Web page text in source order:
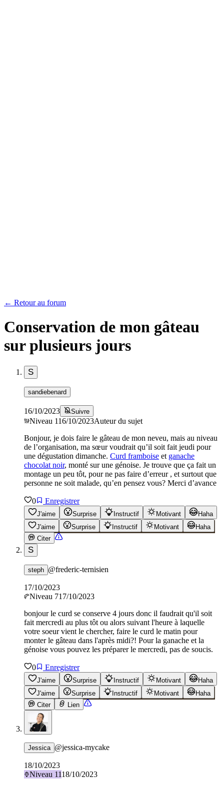
← Retour au forum
Conservation de mon gâteau
sur plusieurs jours
S
sandiebenard
16/10/2023 Suivre
Niveau 116/10/2023Auteur du sujet
Bonjour, je dois faire le gâteau de mon neveu, mais au niveau
de l’organisation, ma sœur voudrait qu’il soit fait jeudi pour
une dégustation dimanche. Curd framboise et ganache
chocolat noir, monté sur une génoise. Je trouve que ça fait un
montage un peu tôt, pour ne pas faire d’erreur , et surtout que
personne ne soit malade, qu’en pensez vous? Merci d’avance
0 Enregistrer
J'aime Surprise Instructif Motivant
Haha
J'aime
Surprise Instructif Motivant
Haha
Citer
S
steph @frederic-ternisien
17/10/2023
Niveau 717/10/2023
bonjour le curd se conserve 4 jours donc il faudrait qu'il soit
fait mercredi au plus tôt ou alors suivant l'heure à laquelle
votre soeur vient le chercher, faire le curd le matin pour
monter le gâteau dans l'après midi?! Pour la ganache et la
génoise vous pouvez les préparer le mercredi, pas de soucis.
0 Enregistrer
J'aime Surprise Instructif Motivant
Haha
J'aime
Surprise Instructif Motivant
Haha
Citer
Lien
Jessica @jessica-mycake
18/10/2023
Niveau 1118/10/2023